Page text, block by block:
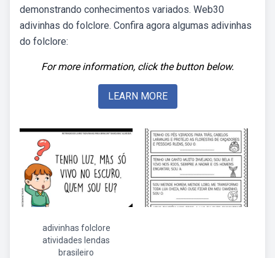
demonstrando conhecimentos variados. Web30
adivinhas do folclore. Confira agora algumas adivinhas
do folclore:
For more information, click the button below.
LEARN MORE
adivinhas folclore
atividades lendas
brasileiro